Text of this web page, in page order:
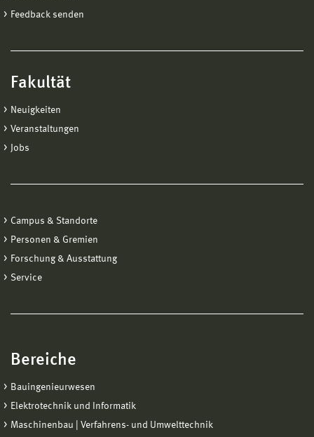
Feedback senden
Fakultät
Neuigkeiten
Veranstaltungen
Jobs
Campus & Standorte
Personen & Gremien
Forschung & Ausstattung
Service
Bereiche
Bauingenieurwesen
Elektrotechnik und Informatik
Maschinenbau | Verfahrens- und Umwelttechnik